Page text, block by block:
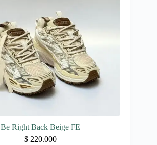
en
la
página
de
producto
Be Right Back Beige FE
$ 220.000